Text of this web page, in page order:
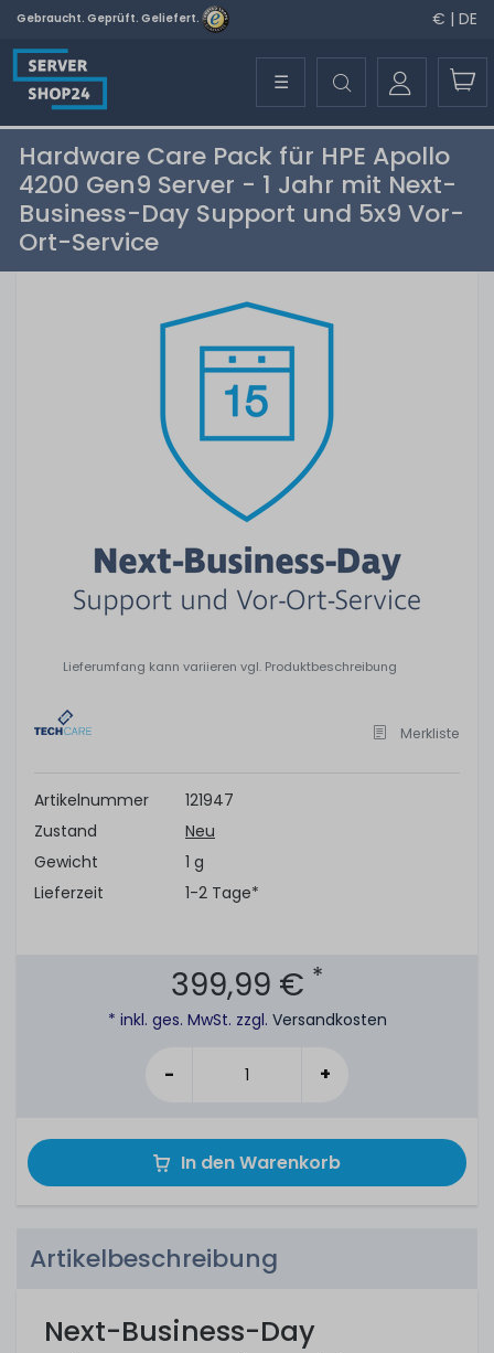
Gebraucht. Geprüft. Geliefert. € | DE
☰
Hardware Care Pack für HPE Apollo
4200 Gen9 Server - 1 Jahr mit Next-
Business-Day Support und 5x9 Vor-
Ort-Service
Lieferumfang kann variieren vgl. Produktbeschreibung
Merkliste
Artikelnummer
121947
Zustand
Neu
Gewicht
1 g
Lieferzeit
1-2 Tage*
399,99 € *
* inkl. ges. MwSt. zzgl. Versandkosten
- +
In den Warenkorb
Artikelbeschreibung
Next-Business-Day